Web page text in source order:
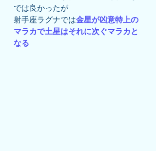
では良かったが
射手座ラグナでは金星が凶意特上の
マラカで土星はそれに次ぐマラカと
なる